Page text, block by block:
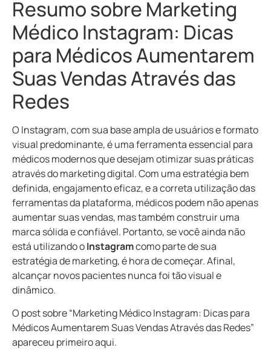
Resumo sobre Marketing
Médico Instagram: Dicas
para Médicos Aumentarem
Suas Vendas Através das
Redes
O Instagram, com sua base ampla de usuários e formato
visual predominante, é uma ferramenta essencial para
médicos modernos que desejam otimizar suas práticas
através do marketing digital. Com uma estratégia bem
definida, engajamento eficaz, e a correta utilização das
ferramentas da plataforma, médicos podem não apenas
aumentar suas vendas, mas também construir uma
marca sólida e confiável. Portanto, se você ainda não
está utilizando oInstagramcomo parte de sua
estratégia de marketing, é hora de começar. Afinal,
alcançar novos pacientes nunca foi tão visual e
dinâmico.
O post sobre “Marketing Médico Instagram: Dicas para
Médicos Aumentarem Suas Vendas Através das Redes”
apareceu primeiro aqui.